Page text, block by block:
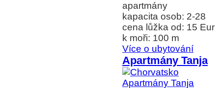
apartmány
kapacita osob: 2-28
cena lůžka od: 15 Eur
k moři: 100 m
Více o ubytování
Apartmány Tanja